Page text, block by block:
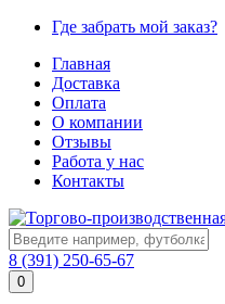
Где забрать мой заказ?
Главная
Доставка
Оплата
О компании
Отзывы
Работа у нас
Контакты
8 (391) 250-65-67
0